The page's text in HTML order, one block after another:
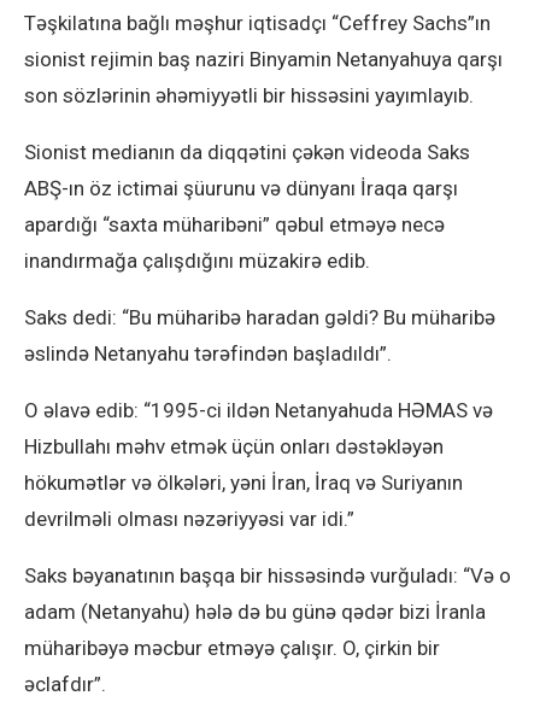
Təşkilatına bağlı məşhur iqtisadçı “Ceffrey Sachs”ın
sionist rejimin baş naziri Binyamin Netanyahuya qarşı
son sözlərinin əhəmiyyətli bir hissəsini yayımlayıb.
Sionist medianın da diqqətini çəkən videoda Saks
ABŞ-ın öz ictimai şüurunu və dünyanı İraqa qarşı
apardığı “saxta müharibəni” qəbul etməyə necə
inandırmağa çalışdığını müzakirə edib.
Saks dedi: “Bu müharibə haradan gəldi? Bu müharibə
əslində Netanyahu tərəfindən başladıldı”.
O əlavə edib: “1995-ci ildən Netanyahuda HƏMAS və
Hizbullahı məhv etmək üçün onları dəstəkləyən
hökumətlər və ölkələri, yəni İran, İraq və Suriyanın
devrilməli olması nəzəriyyəsi var idi.”
Saks bəyanatının başqa bir hissəsində vurğuladı: “Və o
adam (Netanyahu) hələ də bu günə qədər bizi İranla
müharibəyə məcbur etməyə çalışır. O, çirkin bir
əclafdır”.